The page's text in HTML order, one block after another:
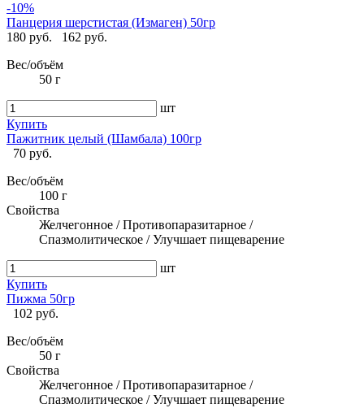
-10%
Панцерия шерстистая (Измаген) 50гр
180 руб.
162 руб.
Вес/объём
50 г
шт
Купить
Пажитник целый (Шамбала) 100гр
70 руб.
Вес/объём
100 г
Свойства
Желчегонное / Противопаразитарное /
Спазмолитическое / Улучшает пищеварение
шт
Купить
Пижма 50гр
102 руб.
Вес/объём
50 г
Свойства
Желчегонное / Противопаразитарное /
Спазмолитическое / Улучшает пищеварение